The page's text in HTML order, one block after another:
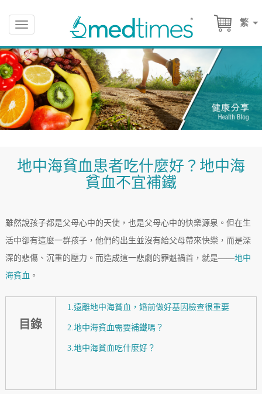
繁
Toggle
navigation
地中海貧血患者吃什麼好？地中海
貧血不宜補鐵
雖然說孩子都是父母心中的天使，也是父母心中的快樂源泉。但在生
活中卻有這麼一群孩子，他們的出生並沒有給父母帶來快樂，而是深
深的悲傷、沉重的壓力。而造成這一悲劇的罪魁禍首，就是——地中
海貧血 。
目錄
1.遠離地中海貧血，婚前做好基因檢查很重要
2.地中海貧血需要補鐵嗎？
3.地中海貧血吃什麼好？